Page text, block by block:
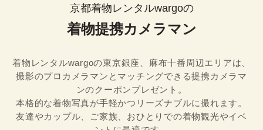
京都着物レンタルwargoの
着物提携カメラマン
着物レンタルwargoの東京銀座、麻布十番周辺エリアは、
撮影のプロカメラマンとマッチングできる提携カメラマ
ンのクーポンプレゼント。
本格的な着物写真が手軽かつリーズナブルに撮れます。
友達やカップル、ご家族、おひとりでの着物観光やイベ